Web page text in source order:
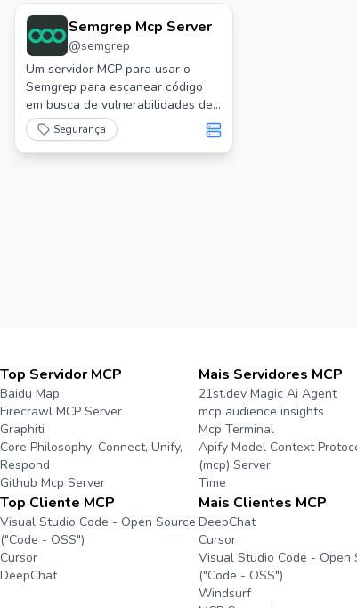
Semgrep Mcp Server
@semgrep
Um servidor MCP para usar o
Semgrep para escanear código
em busca de vulnerabilidades de
segurança.
Segurança
Top Servidor MCP
Baidu Map
Firecrawl MCP Server
Graphiti
Core Philosophy: Connect, Unify,
Respond
Github Mcp Server
Top Cliente MCP
Visual Studio Code - Open Source
("Code - OSS")
Cursor
DeepChat
Mais Servidores MCP
21st.dev Magic Ai Agent
mcp audience insights
Mcp Terminal
Apify Model Context
(mcp) Server
Time
Mais Clientes MCP
DeepChat
Cursor
Visual Studio Code - Open
("Code - OSS")
Windsurf